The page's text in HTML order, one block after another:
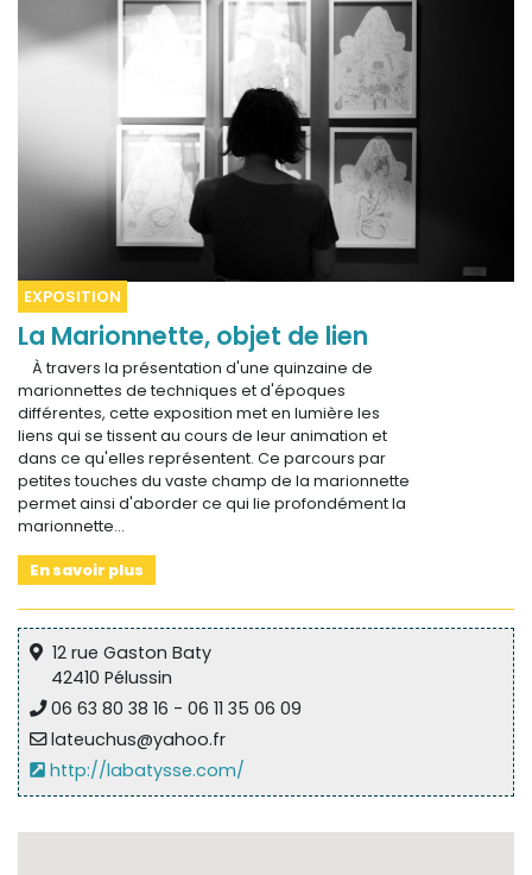
EXPOSITION
La Marionnette, objet de lien
À travers la présentation d'une quinzaine de
marionnettes de techniques et d'époques
différentes, cette exposition met en lumière les
liens qui se tissent au cours de leur animation et
dans ce qu'elles représentent. Ce parcours par
petites touches du vaste champ de la marionnette
permet ainsi d'aborder ce qui lie profondément la
marionnette…
En savoir plus
12 rue Gaston Baty
42410 Pélussin
06 63 80 38 16 - 06 11 35 06 09
lateuchus@yahoo.fr
http://labatysse.com/